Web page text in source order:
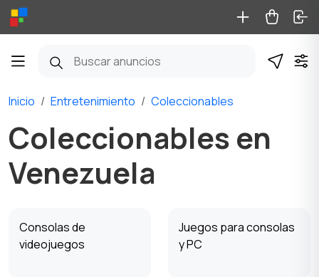
Inicio Entretenimiento Coleccionables
Coleccionables en
Venezuela
Consolas de
videojuegos
Juegos para consolas
y PC